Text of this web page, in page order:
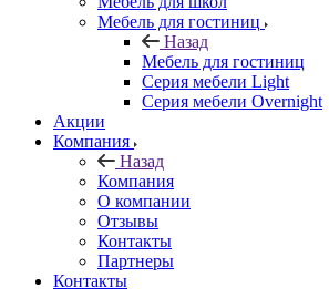
Мебель для гостиниц
Назад
Мебель для гостиниц
Серия мебели Light
Серия мебели Overnight
Акции
Компания
Назад
Компания
О компании
Отзывы
Контакты
Партнеры
Контакты